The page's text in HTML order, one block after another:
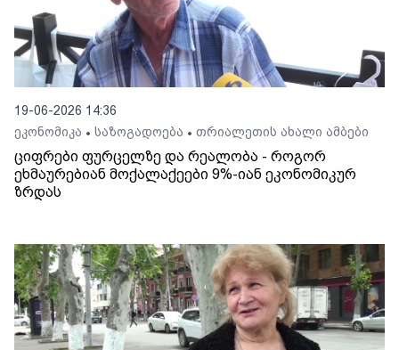
19-06-2026 14:36
ეკონომიკა • საზოგადოება • თრიალეთის ახალი ამბები
ციფრები ფურცელზე და რეალობა - როგორ
ეხმაურებიან მოქალაქეები 9%-იან ეკონომიკურ
ზრდას